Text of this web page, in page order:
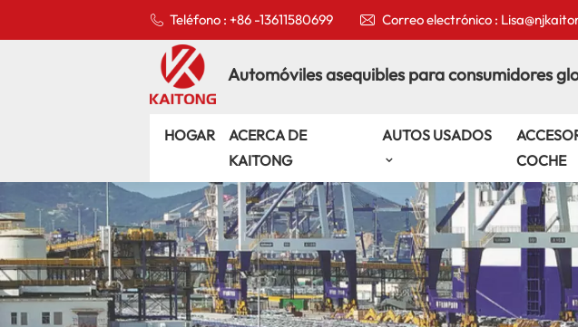
Teléfono : +86 -13611580699 Correo electrónico :
Automóviles asequibles para consumidores
HOGAR
ACERCA DE
KAITONG
AUTOS USADOS
COCHE